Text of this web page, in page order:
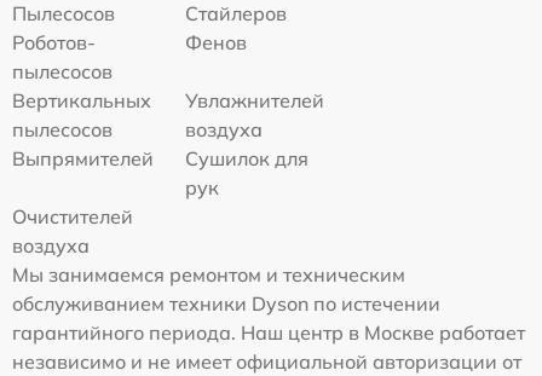
Пылесосов
Стайлеров
Роботов-
пылесосов
Фенов
Вертикальных
пылесосов
Увлажнителей
воздуха
Выпрямителей
Сушилок для
рук
Очистителей
воздуха
Мы занимаемся ремонтом и техническим
обслуживанием техники Dyson по истечении
гарантийного периода. Наш центр в Москве работает
независимо и не имеет официальной авторизации от